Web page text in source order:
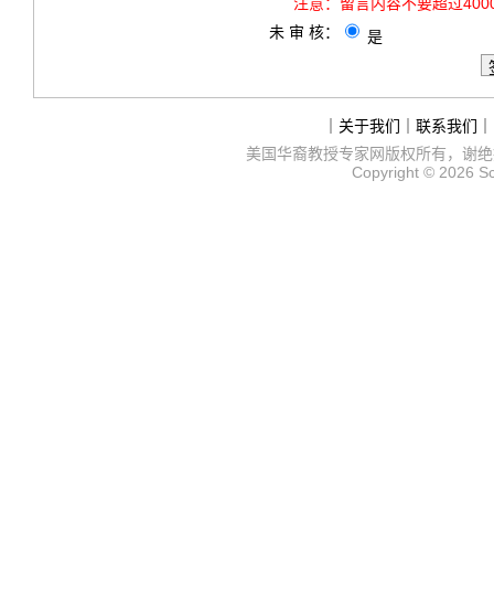
未 审 核：
是
关于我们 联系我们
美国华裔教授专家网版权所有，谢
Copyright © 2026